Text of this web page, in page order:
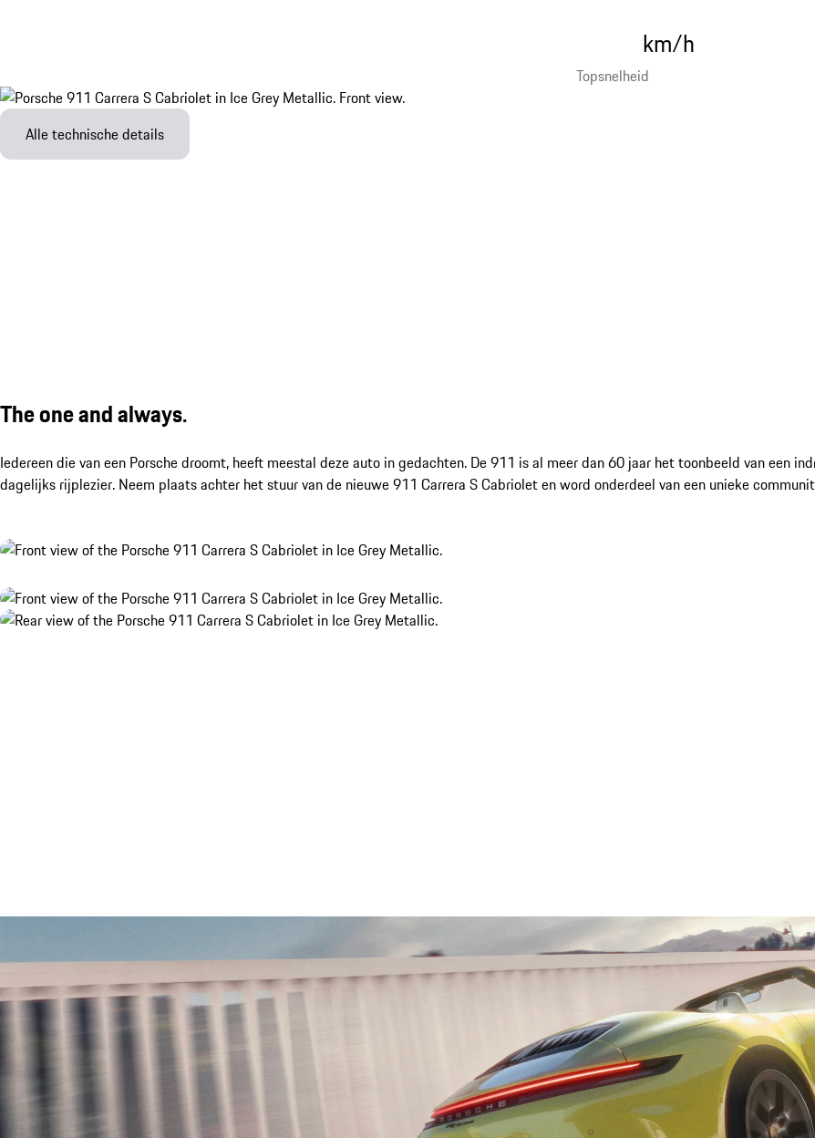
Topsnelheid
km/h
Alle technische details
The one and always.
Iedereen die van een Porsche droomt, heeft meestal deze auto in gedachten. De 911 is al meer dan 60 jaar het toonbeeld van een
dagelijks rijplezier. Neem plaats achter het stuur van de nieuwe 911 Carrera S Cabriolet en word onderdeel van een unieke